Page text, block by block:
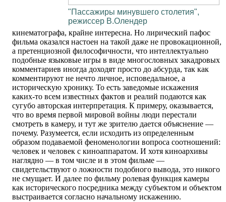
"Пассажиры минувшего столетия",
режиссер В.Олендер
кинематографа, крайне интересна. Но лирический пафос
фильма оказался настоен на такой даже не провокационной,
а претенциозной философичности, что интеллектуально
подобные языковые игры в виде многословных закадровых
комментариев иногда доходят просто до абсурда, так как
комментируют не нечто личное, исповедальное, а
историческую хронику. То есть заведомые искажения
каких-то всем известных фактов и реалий подаются как
сугубо авторская интерпретация. К примеру, оказывается,
что во время первой мировой войны люди перестали
смотреть в камеру, и тут же зрителю дается объяснение —
почему. Разумеется, если исходить из определенным
образом подаваемой феноменологии вопроса соотношений:
человек и человек с киноаппаратом. И хотя киноархивы
наглядно — в том числе и в этом фильме —
свидетельствуют о ложности подобного вывода, это никого
не смущает. И далее по фильму ролевая функция камеры
как исторического посредника между субъектом и объектом
выстраивается согласно начальному искажению.